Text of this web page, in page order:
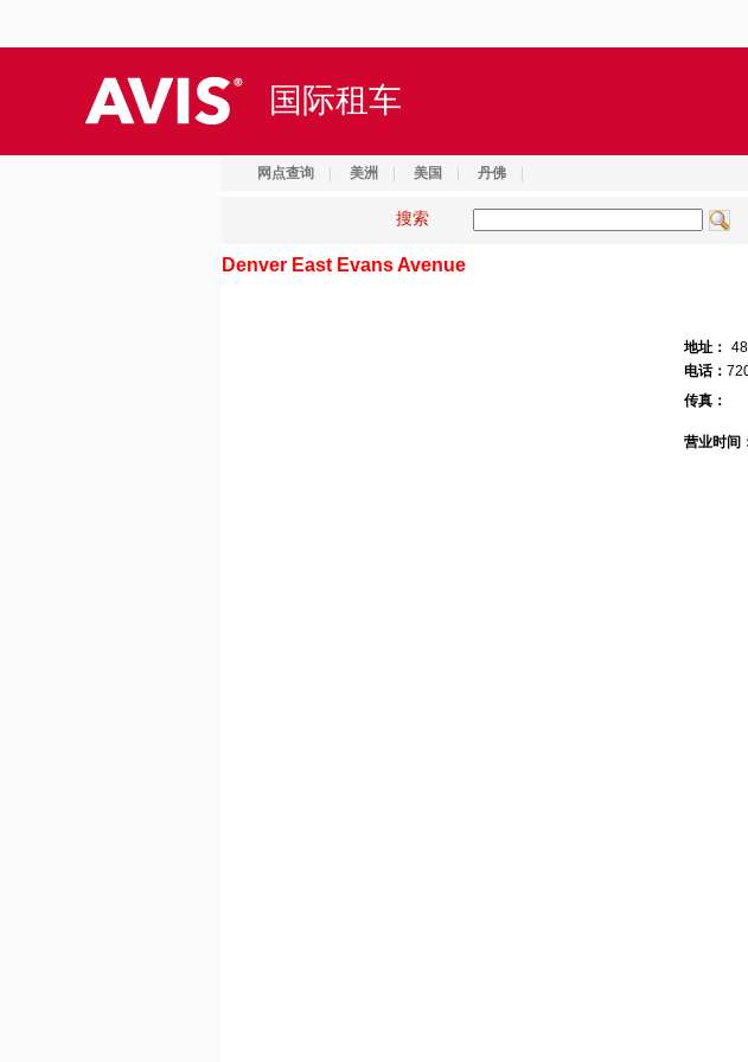
国际租车
网点查询 美洲 美国 丹佛
搜索
Denver East Evans Avenue
地址：
电话：
传真：
营业时间